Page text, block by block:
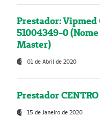
Prestador:
51004349-0
Master)
01 de Abril de 2020
Prestador
15 de Janeiro de 2020